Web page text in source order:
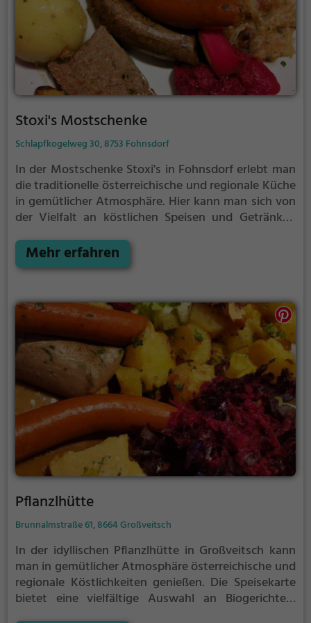
Stoxi's Mostschenke
Schlapfkogelweg 30, 8753 Fohnsdorf
In der Mostschenke Stoxi's in Fohnsdorf erlebt man
die traditionelle österreichische und regionale Küche
in gemütlicher Atmosphäre. Hier kann man sich von
der Vielfalt an köstlichen Speisen und Getränken
österreichischen Weins eintauchen. Das rustikale
Ambiente und die herzliche Gastfreundschaft
Leckere Schmankerl und erlesene Weine garantieren
einen genussvollen Aufenthalt in der Stoxi's
Mostschenke. Ein Muss für alle Liebhaber der
österreichischen Kulinarik!
Mehr erfahren
Pflanzlhütte
Brunnalmstraße 61, 8664 Großveitsch
In der idyllischen Pflanzlhütte in Großveitsch kann
man in gemütlicher Atmosphäre österreichische und
regionale Köstlichkeiten genießen. Die Speisekarte
bietet eine vielfältige Auswahl an Biogerichten,